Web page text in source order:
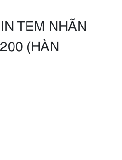
TEM NHÃN
(HÀN